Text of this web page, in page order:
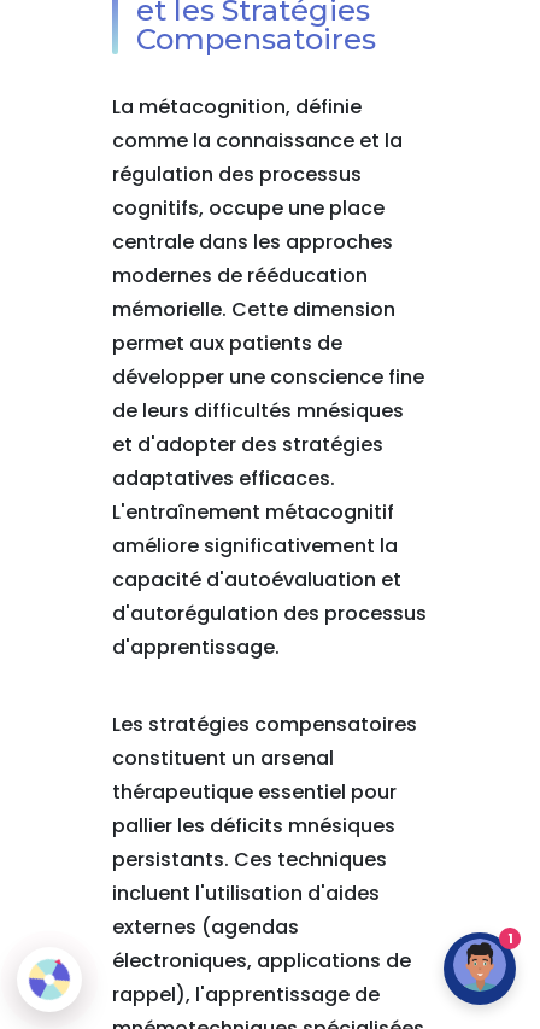
et les Stratégies
Compensatoires
La métacognition, définie
comme la connaissance et la
régulation des processus
cognitifs, occupe une place
centrale dans les approches
modernes de rééducation
mémorielle. Cette dimension
permet aux patients de
développer une conscience fine
de leurs difficultés mnésiques
et d'adopter des stratégies
adaptatives efficaces.
L'entraînement métacognitif
améliore significativement la
capacité d'autoévaluation et
d'autorégulation des processus
d'apprentissage.
Les stratégies compensatoires
constituent un arsenal
thérapeutique essentiel pour
pallier les déficits mnésiques
persistants. Ces techniques
incluent l'utilisation d'aides
externes (agendas
électroniques, applications de
rappel), l'apprentissage de
1